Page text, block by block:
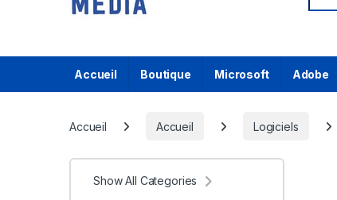
Accueil Boutique Microsoft Adobe
Accueil Accueil Logiciels
Show All Categories